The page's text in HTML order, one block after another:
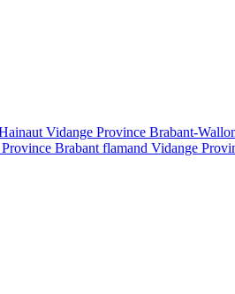
Vidange Province Brabant-
Brabant flamand Vidange